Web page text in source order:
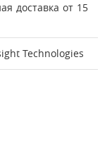
доставка от 15
Technologies